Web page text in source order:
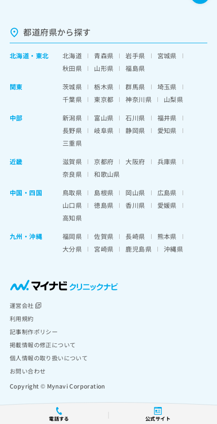
電話する 公式サイト
都道府県から探す
北海道 ・ 東北 北海道 青森県 岩手県
宮城県
秋田県
山形県
福島県
関東
茨城県 栃木県 群馬県
埼玉県
千葉県
東京都 神奈川県
山梨県
中部
新潟県 富山県 石川県
福井県
長野県
岐阜県 静岡県
愛知県
三重県
近畿
滋賀県 京都府 大阪府
兵庫県
奈良県
和歌山県
中国・四国
鳥取県 島根県 岡山県
広島県
山口県
徳島県 香川県
愛媛県
高知県
九州・沖縄
福岡県 佐賀県 長崎県
熊本県
大分県
宮崎県 鹿児島県 沖縄県
運営会社
利用規約
記事制作ポリシー
掲載情報の修正について
個人情報の取り扱いについて
お問い合わせ
Copyright © Mynavi Corporation